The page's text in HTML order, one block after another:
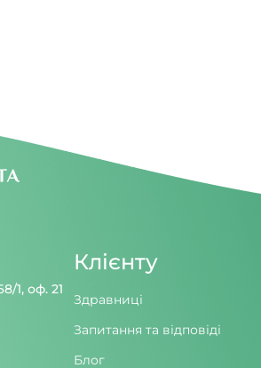
1, оф. 21
Клієнту
Здравниці
Запитання та відповіді
Блог